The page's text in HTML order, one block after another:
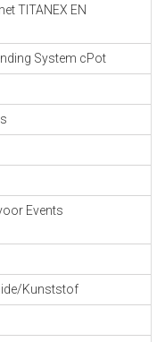
TITANEX EN
System cPot
Events
Kunststof